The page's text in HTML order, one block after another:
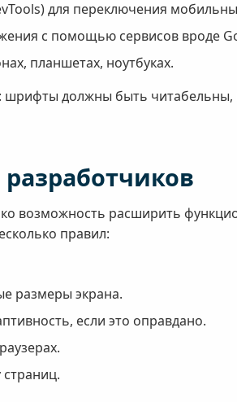
для переключения
с помощью сервисов вроде
планшетах, ноутбуках.
шрифты должны быть
возможность расширить
правил:
размеры экрана.
если это оправдано.
страниц.